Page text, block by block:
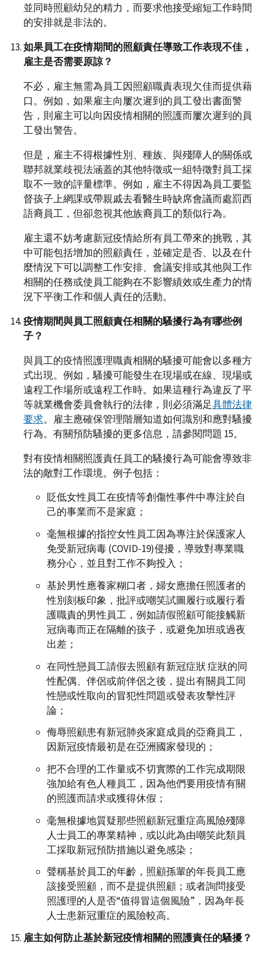
並同時照顧幼兒的精力，而要求他接受縮短工作時間
的安排就是非法的。
如果員工在疫情期間的照顧責任導致工作表現不佳，
雇主是否需要原諒？
不必，雇主無需為員工因照顧職責表現欠佳而提供藉
口。例如，如果雇主向屢次遲到的員工發出書面警
告，則雇主可以向因疫情相關的照護而屢次遲到的員
工發出警告。
但是，雇主不得根據性別、種族、與殘障人的關係或
聯邦就業歧視法涵蓋的其他特徵或一組特徵對員工採
取不一致的評量標準。例如，雇主不得因為員工要監
督孩子上網課或帶親戚去看醫生時缺席會議而處罰西
語裔員工，但卻忽視其他族裔員工的類似行為。
雇主還不妨考慮新冠疫情給所有員工帶來的挑戰，其
中可能包括增加的照顧責任，並確定是否、以及在什
麼情況下可以調整工作安排、會議安排或其他與工作
相關的任務或使員工能夠在不影響績效或生產力的情
況下平衡工作和個人責任的活動。
疫情期間與員工照顧責任相關的騷擾行為有哪些例
子？
與員工的疫情照護理職責相關的騷擾可能會以多種方
式出現。例如，騷擾可能發生在現場或在線、現場或
遠程工作場所或遠程工作時。如果這種行為違反了平
等就業機會委員會執行的法律，則必須滿足具體法律
要求。雇主應確保管理階層知道如何識別和應對騷擾
行為。有關預防騷擾的更多信息，請參閱問題 15。
對有疫情相關照護責任員工的騷擾行為可能會導致非
法的敵對工作環境。例子包括：
貶低女性員工在疫情等創傷性事件中專注於自
己的事業而不是家庭；
毫無根據的指控女性員工因為專注於保護家人
免受新冠病毒 (COVID-19)侵擾，導致對專業職
務分心，並且對工作不夠投入；
基於男性應養家糊口者，婦女應擔任照護者的
性別刻板印象，批評或嘲笑試圖履行或履行看
護職責的男性員工，例如請假照顧可能接觸新
冠病毒而正在隔離的孩子，或避免加班或過夜
出差；
在同性戀員工請假去照顧有新冠症狀 症狀的同
性配偶、伴侶或前伴侶之後，提出有關員工同
性戀或性取向的冒犯性問題或發表攻擊性評
論；
侮辱照顧患有新冠肺炎家庭成員的亞裔員工，
因新冠疫情最初是在亞洲國家發現的；
把不合理的工作量或不切實際的工作完成期限
強加給有色人種員工，因為他們要用疫情有關
的照護而請求或獲得休假；
毫無根據地質疑那些照顧新冠重症高風險殘障
人士員工的專業精神，或以此為由嘲笑此類員
工採取新冠預防措施以避免感染；
聲稱基於員工的年齡，照顧孫輩的年長員工應
該接受照顧，而不是提供照顧；或者詢問接受
照護理的人是否“值得冒這個風險”，因為年長
人士患新冠重症的風險較高。
雇主如何防止基於新冠疫情相關的照護責任的騷擾？